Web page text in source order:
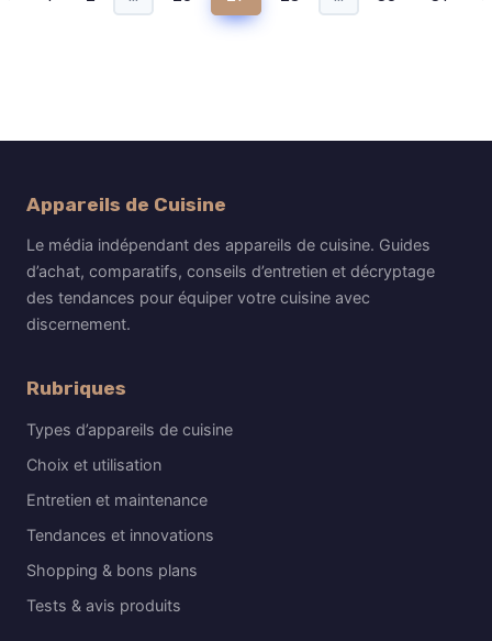
Appareils de Cuisine
Le média indépendant des appareils de cuisine. Guides
d’achat, comparatifs, conseils d’entretien et décryptage
des tendances pour équiper votre cuisine avec
discernement.
Rubriques
Types d’appareils de cuisine
Choix et utilisation
Entretien et maintenance
Tendances et innovations
Shopping & bons plans
Tests & avis produits